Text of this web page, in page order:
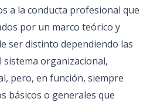
a la conducta profesional que
por un marco teórico y
ser distinto dependiendo las
sistema organizacional,
pero, en función, siempre
básicos o generales que